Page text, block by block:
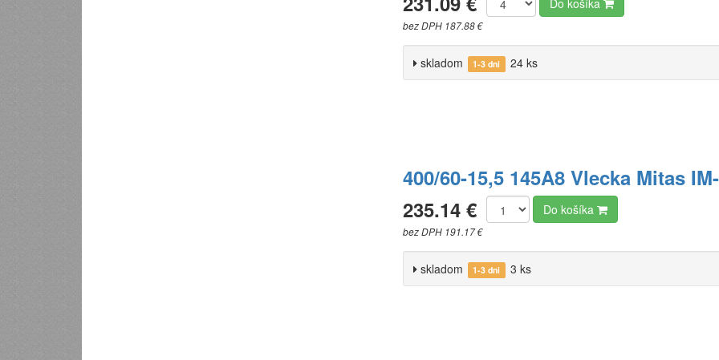
bez DPH 187.88 €
Do košíka
skladom 1-3 dni 24 ks
400/60-15,5 145A8 Vlecka Mitas
235.14 €
bez DPH 191.17 €
Do košíka
skladom 1-3 dni 3 ks